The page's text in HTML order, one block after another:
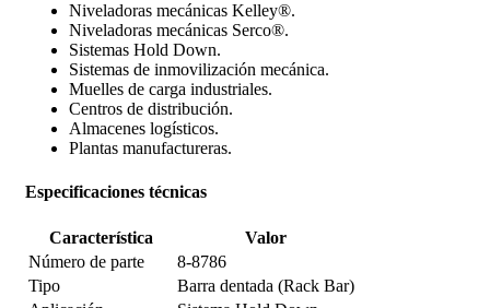
Niveladoras mecánicas Kelley®.
Niveladoras mecánicas Serco®.
Sistemas Hold Down.
Sistemas de inmovilización mecánica.
Muelles de carga industriales.
Centros de distribución.
Almacenes logísticos.
Plantas manufactureras.
Especificaciones técnicas
Característica
Valor
Número de parte
8-8786
Tipo
Barra dentada (Rack Bar)